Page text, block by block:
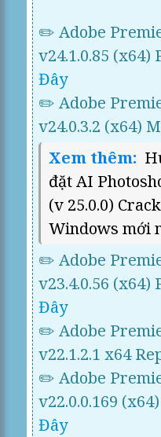
✏️ Adobe
v24.1.0.85
Đây
✏️ Adobe
v24.0.3.2 (x64)
Xem thêm:
đặt AI
(v 25.0.0)
Windows mới
✏️ Adobe
v23.4.0.56
Đây
✏️ Adobe
v22.1.2.1 x64
✏️ Adobe
v22.0.0.169
Đây